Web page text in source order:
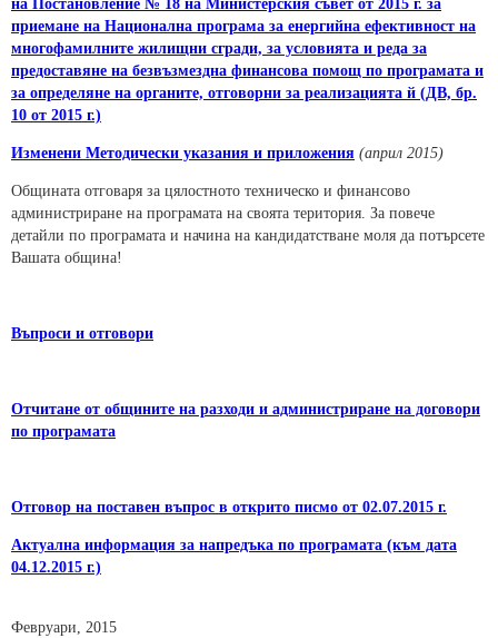
на Постановление № 18 на Министерския съвет от 2015 г. за
приемане на Национална програма за енергийна ефективност на
многофамилните жилищни сгради, за условията и реда за
предоставяне на безвъзмездна финансова помощ по програмата и
за определяне на органите, отговорни за реализацията й (ДВ, бр.
10 от 2015 г.)
Изменени Методически указания и приложения (април 2015)
Общината отговаря за цялостното техническо и финансово
администриране на програмата на своята територия. За повече
детайли по програмата и начина на кандидатстване моля да потърсете
Вашата община!
Въпроси и отговори
Отчитане от общините на разходи и администриране на договори
по програмата
Отговор на поставен въпрос в открито писмо от 02.07.2015 г.
Актуална информация за напредъка по програмата (към дата
04.12.2015 г.)
Февруари, 2015